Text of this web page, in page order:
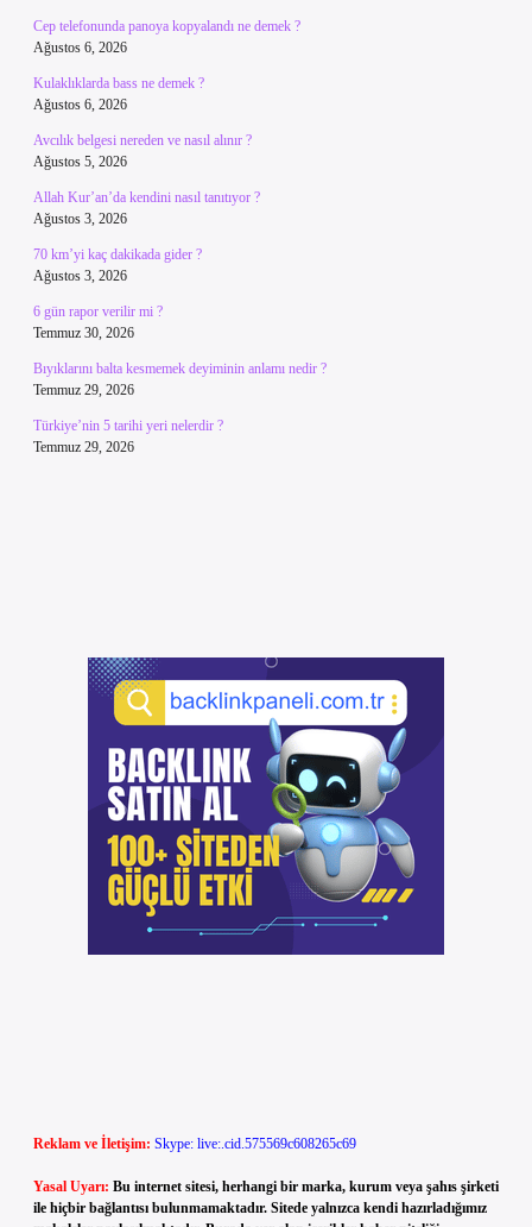
Cep telefonunda panoya kopyalandı ne demek ?
Ağustos 6, 2026
Kulaklıklarda bass ne demek ?
Ağustos 6, 2026
Avcılık belgesi nereden ve nasıl alınır ?
Ağustos 5, 2026
Allah Kur’an’da kendini nasıl tanıtıyor ?
Ağustos 3, 2026
70 km’yi kaç dakikada gider ?
Ağustos 3, 2026
6 gün rapor verilir mi ?
Temmuz 30, 2026
Bıyıklarını balta kesmemek deyiminin anlamı nedir ?
Temmuz 29, 2026
Türkiye’nin 5 tarihi yeri nelerdir ?
Temmuz 29, 2026
Reklam ve İletişim: Skype: live:.cid.575569c608265c69
Yasal Uyarı: Bu internet sitesi, herhangi bir marka, kurum veya şahıs şirketi
ile hiçbir bağlantısı bulunmamaktadır. Sitede yalnızca kendi hazırladığımız